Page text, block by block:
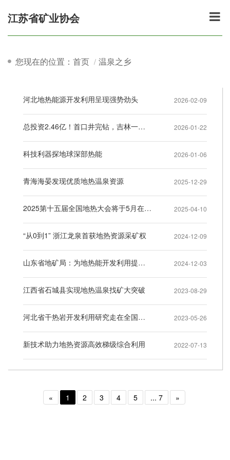
江苏省矿业协会
您现在的位置：首页 温泉之乡
河北地热能源开发利用呈现强势劲头 2026-02-09
总投资2.46亿！首口井完钻，吉林一地将实现全域地热供暖 2026-01-22
科技利器探地球深部热能 2026-01-06
青海海晏发现优质地热温泉资源 2025-12-29
2025第十五届全国地热大会将于5月在北京举办 2025-04-10
“从0到1” 浙江龙泉首获地热资源采矿权 2024-12-09
山东省地矿局：为地热能开发利用提供全生命周期“地热管家”服务 2024-12-03
江西省石城县实现地热温泉找矿大突破 2023-08-29
河北省干热岩开发利用研究走在全国前列 2023-05-26
新技术助力地热资源高效梯级综合利用 2022-07-13
« 1 2 3 4 5 ... 7 »